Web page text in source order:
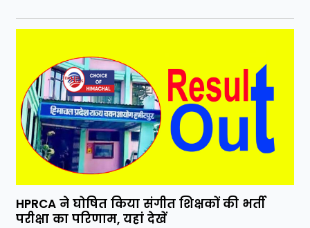
HPRCA ने घोषित किया संगीत शिक्षकों की भर्ती
परीक्षा का परिणाम, यहां देखें